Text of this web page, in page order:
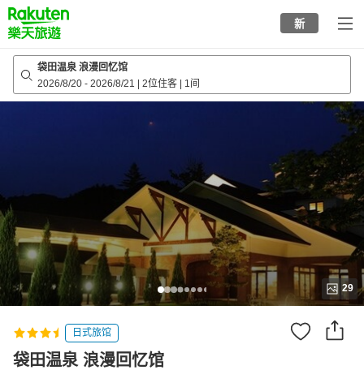
to
top
page
新
袋田温泉 浪漫回忆馆
2026/8/20 - 2026/8/21 2位住客 1间
29
日式旅馆
袋田温泉 浪漫回忆馆